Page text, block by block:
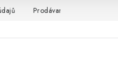
Prodávané značky